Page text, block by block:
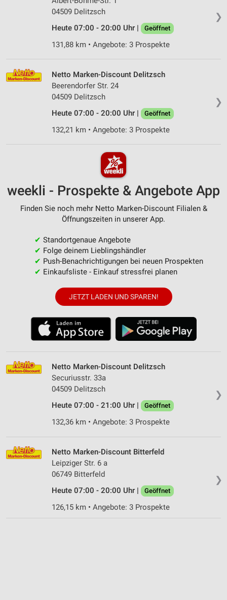
❯
04509 Delitzsch
Heute 07:00 - 20:00 Uhr |
Geöffnet
131,88 km • Angebote: 3 Prospekte
❯
Netto Marken-Discount Delitzsch
Beerendorfer Str. 24
04509 Delitzsch
Heute 07:00 - 20:00 Uhr |
Geöffnet
132,21 km • Angebote: 3 Prospekte
weekli - Prospekte & Angebote App
Finden Sie noch mehr Netto Marken-Discount Filialen &
Öffnungszeiten in unserer App.
✔ Standortgenaue Angebote
✔ Folge deinem Lieblingshändler
✔ Push-Benachrichtigungen bei neuen Prospekten
✔ Einkaufsliste - Einkauf stressfrei planen
JETZT LADEN UND SPAREN!
❯
Netto Marken-Discount Delitzsch
Securiusstr. 33a
04509 Delitzsch
Heute 07:00 - 21:00 Uhr |
Geöffnet
132,36 km • Angebote: 3 Prospekte
❯
Netto Marken-Discount Bitterfeld
Leipziger Str. 6 a
06749 Bitterfeld
Heute 07:00 - 20:00 Uhr |
Geöffnet
126,15 km • Angebote: 3 Prospekte